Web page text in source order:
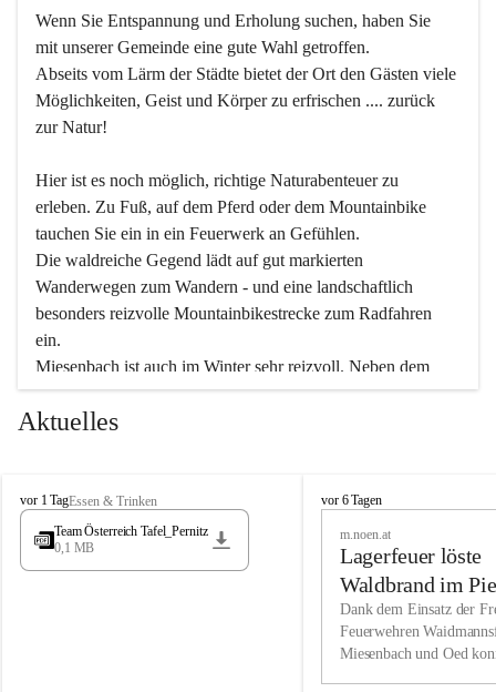
Wenn Sie Entspannung und Erholung suchen, haben Sie
mit unserer Gemeinde eine gute Wahl getroffen.
Abseits vom Lärm der Städte bietet der Ort den Gästen viele
Möglichkeiten, Geist und Körper zu erfrischen .... zurück
zur Natur!
Hier ist es noch möglich, richtige Naturabenteuer zu
erleben. Zu Fuß, auf dem Pferd oder dem Mountainbike
tauchen Sie ein in ein Feuerwerk an Gefühlen.
Die waldreiche Gegend lädt auf gut markierten
Wanderwegen zum Wandern - und eine landschaftlich
besonders reizvolle Mountainbikestrecke zum Radfahren
ein.
Miesenbach ist auch im Winter sehr reizvoll. Neben dem
Eisstockschießen gibt es auf dem nahe gelegenen Unterberg
wunderschöne Naturschneepisten, die zum Schifahren oder
vielfältige Angebot unserer Kulturvereine.
Überzeugen Sie sich selbst, dass Sie in Miesenbach sowie
in den Beherbergungsbetrieben, Gaststätten und urigen
Wir kennen Miesenbach als lebens- und liebenswerten Ort.
Tradition und Innovation werden ebenso groß geschrieben
Aktuelles
M
i
s
vor 1 TagEssen & Trinken
Team Österreich Tafel_Pernitz
0,1 MB
M
h
vor 6 Tagen
m.noen.at
Lagerfeuer löste
Waldbrand im
aus
Dank dem Einsatz der
Feuerwehren
Miesenbach und Oed